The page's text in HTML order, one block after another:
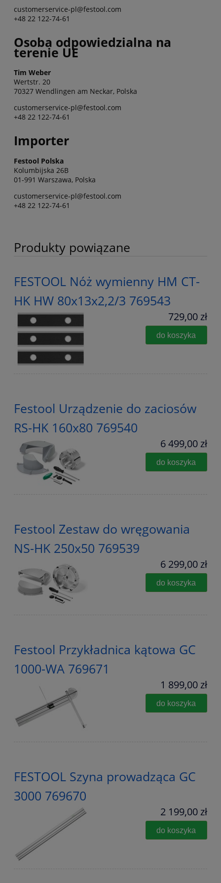
customerservice-pl@festool.com
+48 22 122-74-61
Osoba odpowiedzialna na
terenie UE
Tim Weber
Wertstr. 20
70327 Wendlingen am Neckar, Polska
customerservice-pl@festool.com
+48 22 122-74-61
Importer
Festool Polska
Kolumbijska 26B
01-991 Warszawa, Polska
customerservice-pl@festool.com
+48 22 122-74-61
Produkty powiązane
FESTOOL Nóż wymienny HM CT-
HK HW 80x13x2,2/3 769543
729,00 zł
do koszyka
Festool Urządzenie do zaciosów
RS-HK 160x80 769540
6 499,00 zł
do koszyka
Festool Zestaw do wręgowania
NS-HK 250x50 769539
6 299,00 zł
do koszyka
Festool Przykładnica kątowa GC
1000-WA 769671
1 899,00 zł
do koszyka
FESTOOL Szyna prowadząca GC
3000 769670
2 199,00 zł
do koszyka